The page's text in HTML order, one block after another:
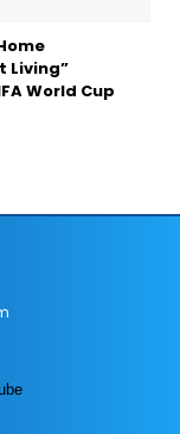
Living”
World Cup